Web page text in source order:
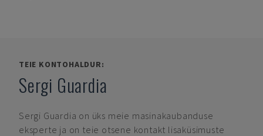
TEIE KONTOHALDUR:
Sergi Guardia
Sergi Guardia on üks meie masinakaubanduse
eksperte ja on teie otsene kontakt lisaküsimuste